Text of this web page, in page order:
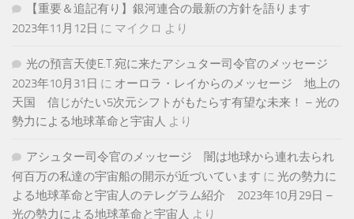
【重要＆追記有り】銀河連合の最新の方針を語ります
2023年11月12日 に マイクロ より
光の預言天使E.T.宛に来たアシュター司令官のメッセージ
2023年10月31日 に オーロラ・レイからのメッセージ 地上の
天国 信じがたい5次元シフトがもたらす有望な未来！ – 光の
勢力による地球革命と宇宙人 より
アシュター司令官のメッセージ 闇は地球から連れ去られ
何百万の私達の宇宙船の開示が近づいています に 光の勢力に
よる地球革命と宇宙人のテレグラム紹介 2023年10月29日 –
光の勢力による地球革命と宇宙人 より